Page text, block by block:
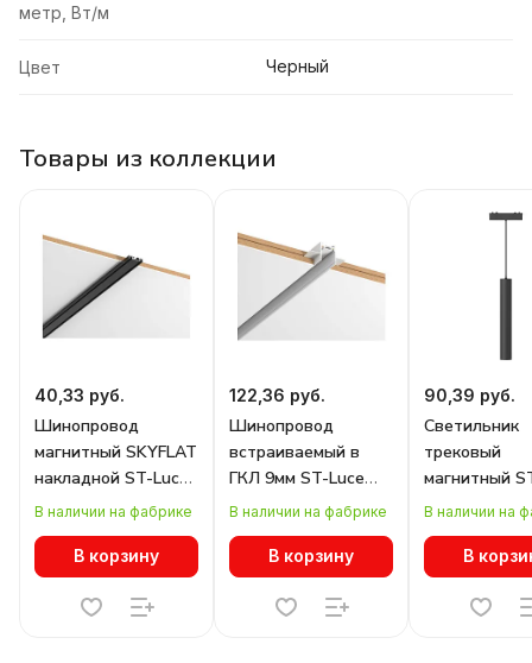
метр, Вт/м
Цвет Черный
Товары из коллекции
40,33 руб.
Шинопровод
магнитный SKYFLAT
накладной ST-Luce
Skyflat
В наличии на фабрике
В корзину
122,36 руб.
Шинопровод
встраиваемый в
ГКЛ 9мм ST-Luce
Skyflat
В наличии на фабрике
В корзину
90,39 руб.
Светильник
трековый
магнитный
Skyflat
В наличии на
В